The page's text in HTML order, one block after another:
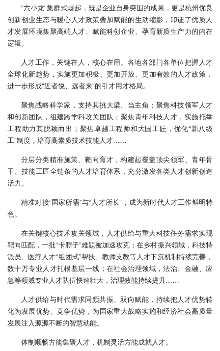
“六小龙”集群式崛起，既是企业自身突围的成果，更是杭州优良
创新创业生态与暖心人才政策叠加赋能的生动缩影，印证了优质人
才发展环境集聚高端人才、赋能科创企业、孕育新质生产力的内在
逻辑。
人才工作，关键在人，核心在用。各地各部门各单位把握人才
全球化新趋势，实施更加积极、更加开放、更加有效的人才政策，
进一步形成“近者悦、远者来”的引才用才格局。
聚焦战略科学家，支持其挑大梁、当主角；聚焦科技领军人才
和创新团队，组建跨学科攻关团队；聚焦青年科技人才，实施托举
工程助力其脱颖而出；聚焦卓越工程师和大国工匠，优化“新八级
工”制度，培育高素质技术技能人才……
分层分类精准施策、靶向育才，构建起覆盖顶尖领军、青年骨
干、技能工匠全链条的人才培育体系，充分激发各类人才创新创造
活力。
精准对接“国家所需”与“人才所长”，成为新时代人才工作鲜明特
色。
在关键核心技术攻关领域，人才供给与重大科技任务需求实现
靶向匹配，一批“卡脖子”难题被加速攻克；在乡村振兴领域，科技特
派员、医疗人才“组团式”帮扶、教师支教等人才下沉机制持续完善，
数十万专业人才扎根基层一线；在社会治理领域，法治、金融、应
急等领域专业人才队伍快速壮大，治理效能持续提升……
人才供给与时代需求同频共振、双向赋能，持续把人才优势转
化为发展优势、竞争优势，为国家重大战略实施和经济社会高质量
发展注入源源不断的智慧动能。
体制顺畅方能集聚人才，机制灵活方能成就人才。